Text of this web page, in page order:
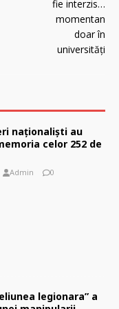
naţionalişti au
celor 252 de
Admin 0
legionara” a